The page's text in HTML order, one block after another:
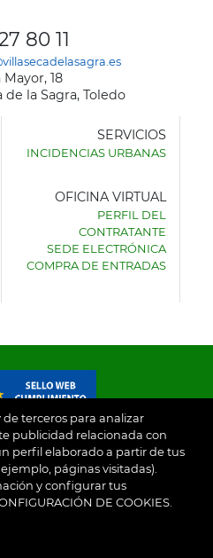
terceros para analizar
publicidad relacionada con
perfil elaborado a partir de tus
páginas visitadas).
y configurar tus
DE COOKIES.
80 11
Mayor, 18
de la Sagra, Toledo
SERVICIOS
INCIDENCIAS URBANAS
OFICINA VIRTUAL
PERFIL DEL
CONTRATANTE
SEDE ELECTRÓNICA
COMPRA DE ENTRADAS
de la Sagra Aviso Legal